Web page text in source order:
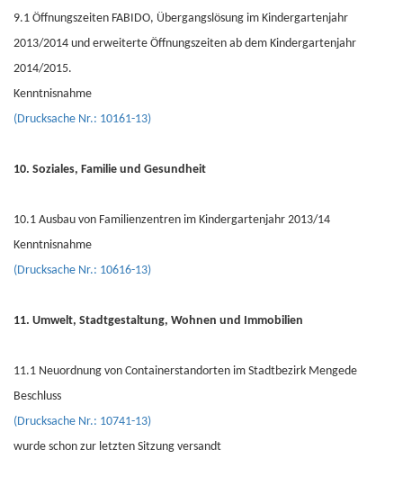
9.1 Öffnungszeiten FABIDO, Übergangslösung im Kindergartenjahr
2013/2014 und erweiterte Öffnungszeiten ab dem Kindergartenjahr
2014/2015.
Kenntnisnahme
(Drucksache Nr.: 10161-13)
10. Soziales, Familie und Gesundheit
10.1 Ausbau von Familienzentren im Kindergartenjahr 2013/14
Kenntnisnahme
(Drucksache Nr.: 10616-13)
11. Umwelt, Stadtgestaltung, Wohnen und Immobilien
11.1 Neuordnung von Containerstandorten im Stadtbezirk Mengede
Beschluss
(Drucksache Nr.: 10741-13)
wurde schon zur letzten Sitzung versandt